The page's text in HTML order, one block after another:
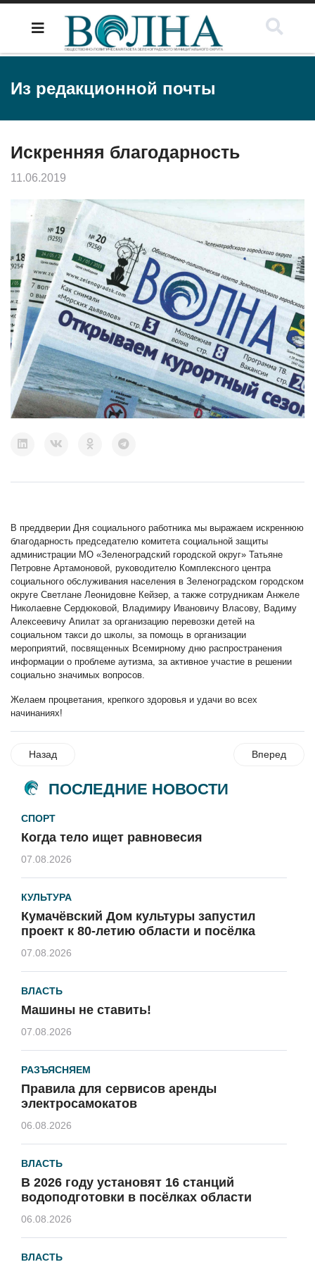
Из редакционной почты
Искренняя благодарность
11.06.2019
В преддверии Дня социального работника мы выражаем искреннюю
благодарность председателю комитета социальной защиты
администрации МО «Зеленоградский городской округ» Татьяне
Петровне Артамоновой, руководителю Комплексного центра
социального обслуживания населения в Зеленоградском городском
округе Светлане Леонидовне Кейзер, а также сотрудникам Анжеле
Николаевне Сердюковой, Владимиру Ивановичу Власову, Вадиму
Алексеевичу Апилат за организацию перевозки детей на
социальном такси до школы, за помощь в организации
мероприятий, посвященных Всемирному дню распространения
информации о проблеме аутизма, за активное участие в решении
социально значимых вопросов.
Желаем процветания, крепкого здоровья и удачи во всех
начинаниях!
Назад Вперед
ПОСЛЕДНИЕ НОВОСТИ
СПОРТ
Когда тело ищет равновесия
07.08.2026
КУЛЬТУРА
Кумачёвский Дом культуры запустил
проект к 80-летию области и посёлка
07.08.2026
ВЛАСТЬ
Машины не ставить!
07.08.2026
РАЗЪЯСНЯЕМ
Правила для сервисов аренды
электросамокатов
06.08.2026
ВЛАСТЬ
В 2026 году установят 16 станций
водоподготовки в посёлках области
06.08.2026
ВЛАСТЬ